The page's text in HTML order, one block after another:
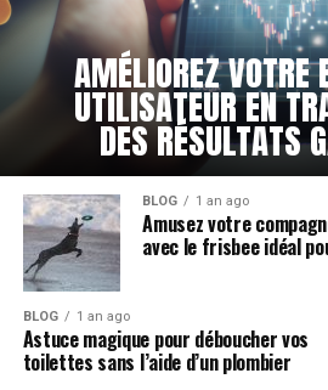
AMÉLIOREZ VOTRE
UTILISATEUR EN
DES RÉSULTATS
BLOG 1 an ago
Amusez votre
avec le frisbee idéal
BLOG 1 an ago
Astuce magique pour déboucher vos
toilettes sans l’aide d’un plombier